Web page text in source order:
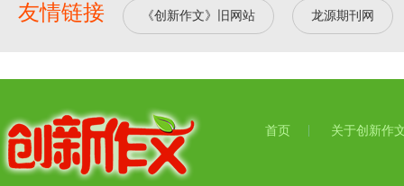
友情链接 《创新作文》旧网站 龙源期刊网
首页 关于创新作